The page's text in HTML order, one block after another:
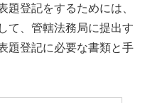
題登記をするためには、
て、管轄法務局に提出す
題登記に必要な書類と手